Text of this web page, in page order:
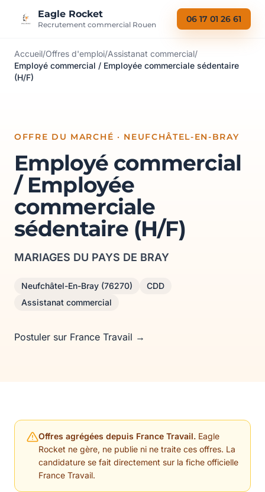
Eagle Rocket
Recrutement commercial Rouen
06 17 01 26 61
Accueil/Offres d'emploi/Assistanat commercial/
Employé commercial / Employée commerciale sédentaire
(H/F)
OFFRE DU MARCHÉ · NEUFCHÂTEL-EN-BRAY
Employé commercial
/ Employée
commerciale
sédentaire (H/F)
MARIAGES DU PAYS DE BRAY
Neufchâtel-En-Bray (76270)
CDD
Assistanat commercial
Postuler sur France Travail →
Offres agrégées depuis France Travail. Eagle
Rocket ne gère, ne publie ni ne traite ces offres. La
candidature se fait directement sur la fiche officielle
France Travail.